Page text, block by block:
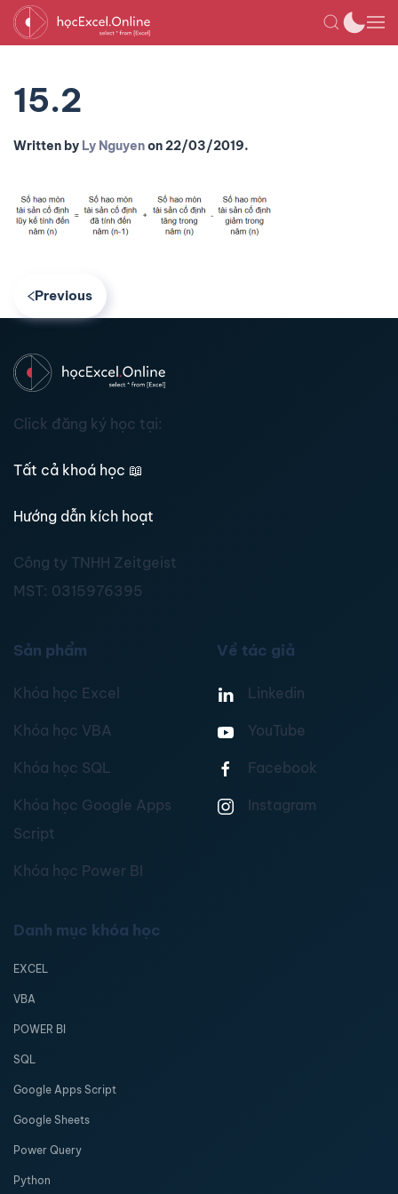
15.2
Written by Ly Nguyenon22/03/2019.
Previous
Click đăng ký học tại:
Tất cả khoá học 📖
Hướng dẫn kích hoạt
Công ty TNHH Zeitgeist
MST: 0315976395
Sản phẩm
Khóa học Excel
Khóa học VBA
Khóa học SQL
Khóa học Google Apps
Script
Khóa học Power BI
Về tác giả
Linkedin
YouTube
Facebook
Instagram
Danh mục khóa học
EXCEL
VBA
POWER BI
SQL
Google Apps Script
Google Sheets
Power Query
Python